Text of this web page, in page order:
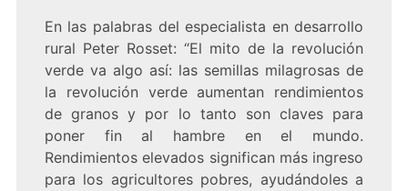
En las palabras del especialista en desarrollo
rural Peter Rosset: “El mito de la revolución
verde va algo así: las semillas milagrosas de
la revolución verde aumentan rendimientos
de granos y por lo tanto son claves para
poner fin al hambre en el mundo.
Rendimientos elevados significan más ingreso
para los agricultores pobres, ayudándoles a